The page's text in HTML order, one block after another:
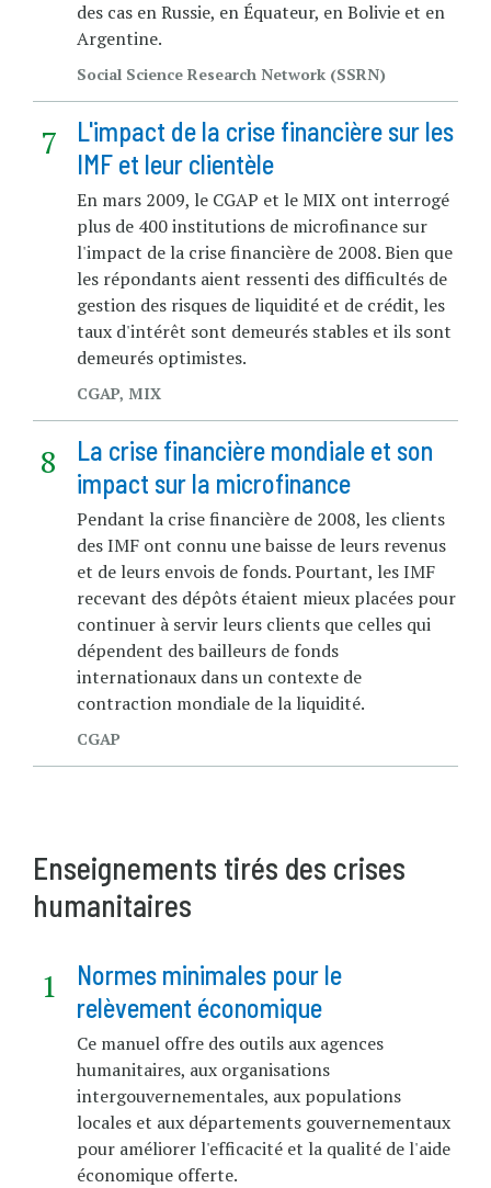
des cas en Russie, en Équateur, en Bolivie et en
Argentine.
Social Science Research Network (SSRN)
L'impact de la crise financière sur les
IMF et leur clientèle
En mars 2009, le CGAP et le MIX ont interrogé
plus de 400 institutions de microfinance sur
l'impact de la crise financière de 2008. Bien que
les répondants aient ressenti des difficultés de
gestion des risques de liquidité et de crédit, les
taux d'intérêt sont demeurés stables et ils sont
demeurés optimistes.
CGAP, MIX
La crise financière mondiale et son
impact sur la microfinance
Pendant la crise financière de 2008, les clients
des IMF ont connu une baisse de leurs revenus
et de leurs envois de fonds. Pourtant, les IMF
recevant des dépôts étaient mieux placées pour
continuer à servir leurs clients que celles qui
dépendent des bailleurs de fonds
internationaux dans un contexte de
contraction mondiale de la liquidité.
CGAP
Enseignements tirés des crises
humanitaires
Normes minimales pour le
relèvement économique
Ce manuel offre des outils aux agences
humanitaires, aux organisations
intergouvernementales, aux populations
locales et aux départements gouvernementaux
pour améliorer l'efficacité et la qualité de l'aide
économique offerte.